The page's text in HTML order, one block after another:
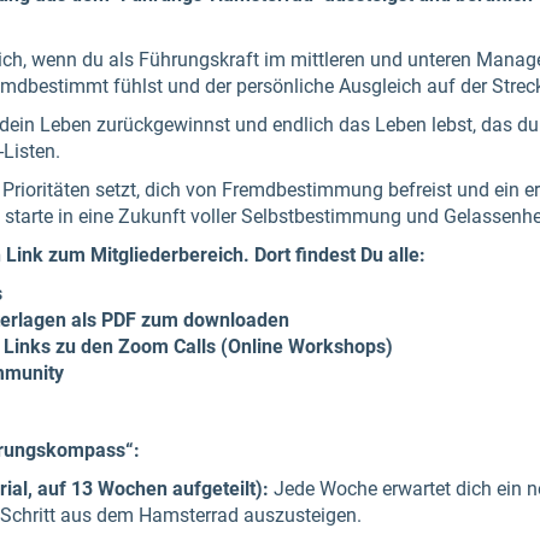
wenn du als Führungskraft im mittleren und unteren
fühlst und der persönliche Ausgleich auf der
Leben zurückgewinnst und endlich das Leben lebst, das
setzt, dich von Fremdbestimmung befreist und ein
in eine Zukunft voller Selbstbestimmung und
Link zum Mitgliederbereich. Dort findest Du alle:
als PDF zum downloaden
zu den Zoom Calls (Online Workshops)
auf 13 Wochen aufgeteilt): Jede Woche erwartet dich ein
aus dem Hamsterrad auszusteigen.